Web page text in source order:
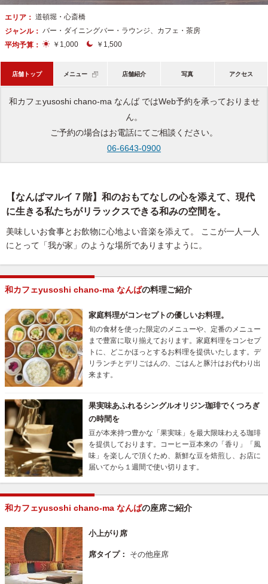
エリア： 道頓堀・心斎橋
ジャンル： バー・ダイニングバー・ラウンジ、カフェ・茶房
平均予算：
￥1,000 ￥1,500
店舗トップ メニュー 店舗紹介 写真 アクセス
和カフェyusoshi chano-ma なんば ではWeb予約を承っておりませ
ん。
ご予約の場合はお電話にてご相談ください。
06-6643-0900
【なんばマルイ７階】和のおもてなしの心を添えて、現代
に生きる私たちがリラックスできる和みの空間を。
美味しいお食事とお飲物に心地よい音楽を添えて。 ここが一人一人
にとって「我が家」のような場所でありますように。
和カフェyusoshi chano-ma なんばの料理ご紹介
家庭料理がコンセプトの優しいお料理。
旬の食材を使った限定のメニューや、定番のメニュー
まで豊富に取り揃えております。家庭料理をコンセプ
トに、どこかほっとするお料理を提供いたします。デ
リランチとデリごはんの、ごはんと豚汁はお代わり出
来ます。
果実味あふれるシングルオリジン珈琲でくつろぎ
の時間を
豆が本来持つ豊かな「果実味」を最大限味わえる珈琲
を提供しております。コーヒー豆本来の「香り」「風
味」を楽しんで頂くため、新鮮な豆を焙煎し、お店に
届いてから１週間で使い切ります。
和カフェyusoshi chano-ma なんばの座席ご紹介
小上がり席
席タイプ： その他座席